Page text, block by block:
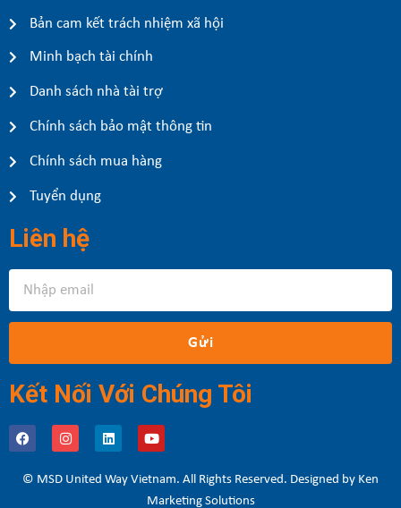
Bản cam kết trách nhiệm xã hội
Minh bạch tài chính
Danh sách nhà tài trợ
Chính sách bảo mật thông tin
Chính sách mua hàng
Tuyển dụng
Liên hệ
Gửi
Kết Nối Với Chúng Tôi
© MSD United Way Vietnam. All Rights Reserved. Designed by Ken
Marketing Solutions